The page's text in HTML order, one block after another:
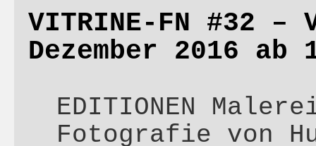
VITRINE-FN #32 –
Dezember 2016 ab
EDITIONEN
Fotografie von